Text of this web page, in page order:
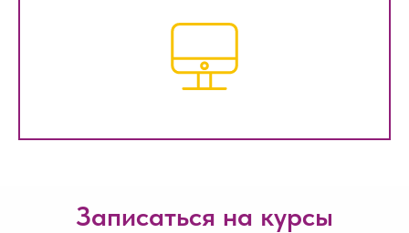
Записаться на курсы